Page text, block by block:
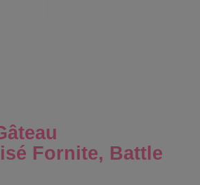
Fornite, Battle